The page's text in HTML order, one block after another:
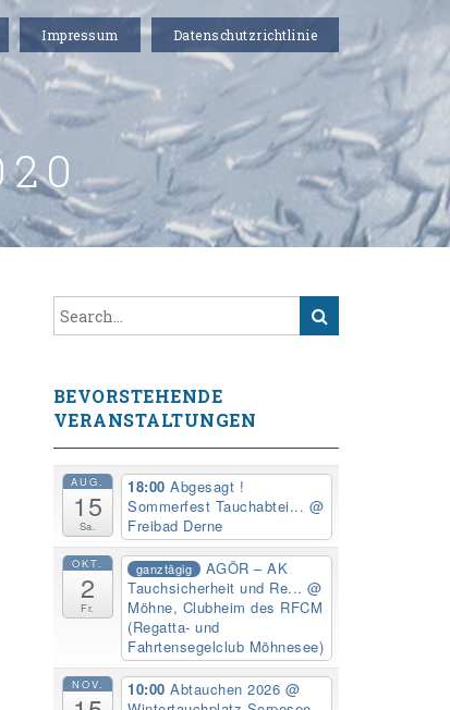
Impressum Datenschutzrichtlinie
BEVORSTEHENDE
VERANSTALTUNGEN
AUG.
15
Sa.
18:00Abgesagt !
Sommerfest Tauchabtei... @
Freibad Derne
OKT.
2
Fr.
ganztägig
AGÖR – AK
Tauchsicherheit und Re...@
Möhne, Clubheim des RFCM
(Regatta- und
Fahrtensegelclub Möhnesee)
NOV. 10:00Abtauchen 2026 @